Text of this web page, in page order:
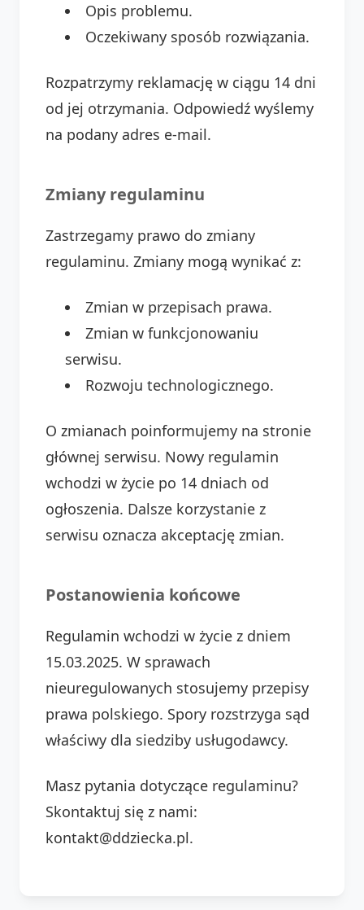
Opis problemu.
Oczekiwany sposób rozwiązania.
Rozpatrzymy reklamację w ciągu 14 dni
od jej otrzymania. Odpowiedź wyślemy
na podany adres e-mail.
Zmiany regulaminu
Zastrzegamy prawo do zmiany
regulaminu. Zmiany mogą wynikać z:
Zmian w przepisach prawa.
Zmian w funkcjonowaniu
serwisu.
Rozwoju technologicznego.
O zmianach poinformujemy na stronie
głównej serwisu. Nowy regulamin
wchodzi w życie po 14 dniach od
ogłoszenia. Dalsze korzystanie z
serwisu oznacza akceptację zmian.
Postanowienia końcowe
Regulamin wchodzi w życie z dniem
15.03.2025. W sprawach
nieuregulowanych stosujemy przepisy
prawa polskiego. Spory rozstrzyga sąd
właściwy dla siedziby usługodawcy.
Masz pytania dotyczące regulaminu?
Skontaktuj się z nami:
kontakt@ddziecka.pl.